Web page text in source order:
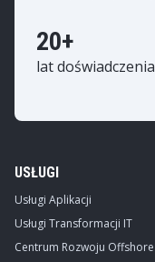
20+
lat doświadczenia
USŁUGI
Usługi Aplikacji
Usługi Transformacji IT
Centrum Rozwoju Offshore